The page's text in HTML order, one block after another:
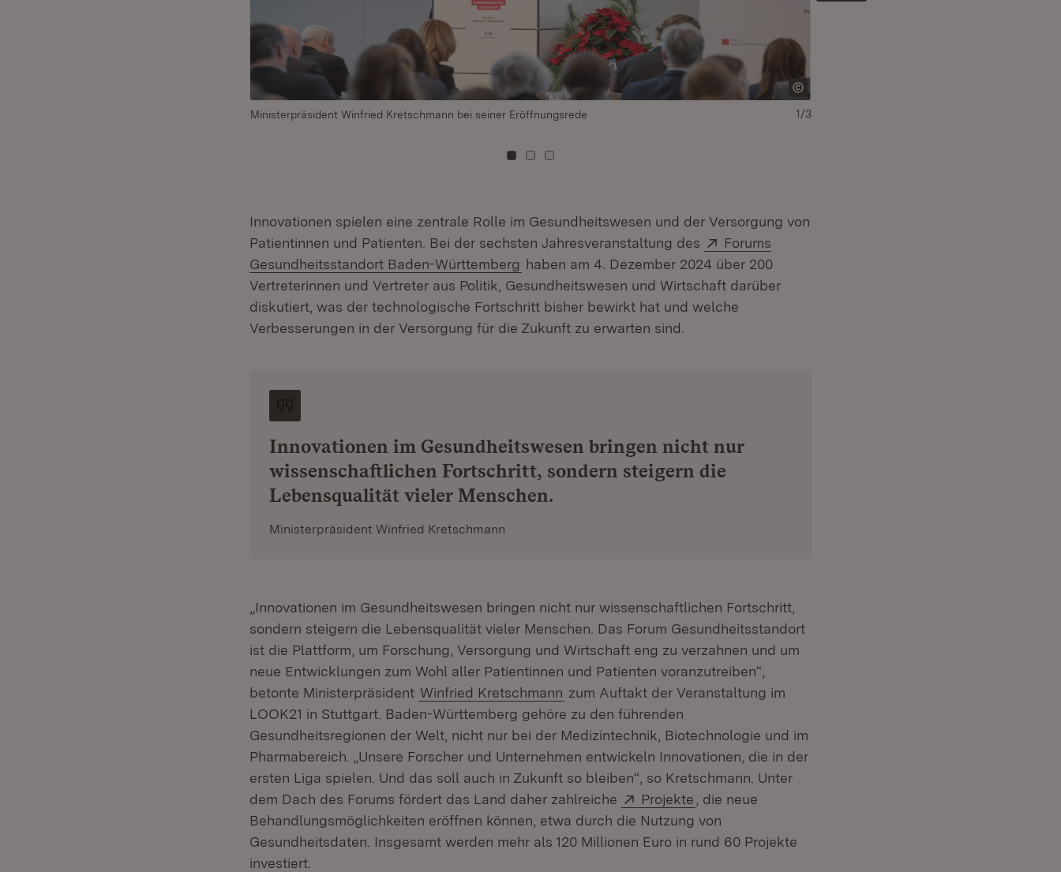
Ministerpräsident Winfried Kretschmann bei seiner Eröffnungsrede
Zu Kachel: 0
Zu Kachel: 1
Zu Kachel: 2
1/3
Innovationen spielen eine zentrale Rolle im Gesundheitswesen und der Versorgung von
Patientinnen und Patienten. Bei der sechsten Jahresveranstaltung des
Extern:
Forums
Gesundheitsstandort Baden-Württemberg (Öffnet in neuem Fenster)
haben am 4. Dezember 2024 über 200
Vertreterinnen und Vertreter aus Politik, Gesundheitswesen und Wirtschaft darüber
diskutiert, was der technologische Fortschritt bisher bewirkt hat und welche
Verbesserungen in der Versorgung für die Zukunft zu erwarten sind.
Innovationen im Gesundheitswesen bringen nicht nur
wissenschaftlichen Fortschritt, sondern steigern die
Lebensqualität vieler Menschen.
Ministerpräsident Winfried Kretschmann
„Innovationen im Gesundheitswesen bringen nicht nur wissenschaftlichen Fortschritt,
sondern steigern die Lebensqualität vieler Menschen. Das Forum Gesundheitsstandort
ist die Plattform, um Forschung, Versorgung und Wirtschaft eng zu verzahnen und um
neue Entwicklungen zum Wohl aller Patientinnen und Patienten voranzutreiben“,
betonte Ministerpräsident Winfried Kretschmann zum Auftakt der Veranstaltung im
LOOK21 in Stuttgart. Baden-Württemberg gehöre zu den führenden
Gesundheitsregionen der Welt, nicht nur bei der Medizintechnik, Biotechnologie und im
Pharmabereich. „Unsere Forscher und Unternehmen entwickeln Innovationen, die in der
ersten Liga spielen. Und das soll auch in Zukunft so bleiben“, so Kretschmann. Unter
dem Dach des Forums fördert das Land daher zahlreiche
Extern:
Projekte (Öffnet in neuem Fenster)
, die neue
Behandlungsmöglichkeiten eröffnen können, etwa durch die Nutzung von
Gesundheitsdaten. Insgesamt werden mehr als 120 Millionen Euro in rund 60 Projekte
investiert.